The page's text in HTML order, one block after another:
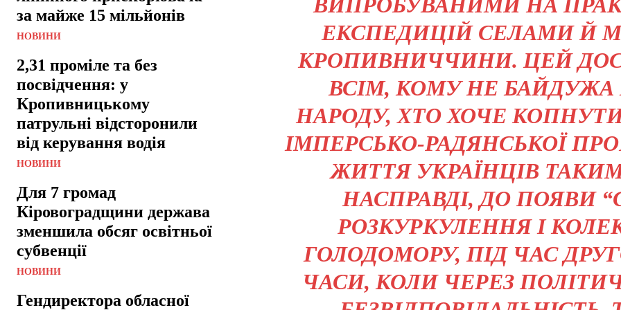
за майже 15 мільйонів
НОВИНИ
2,31 проміле та без
посвідчення: у
Кропивницькому
патрульні відсторонили
від керування водія
НОВИНИ
Для 7 громад
Кіровоградщини держава
зменшила обсяг освітньої
субвенції
НОВИНИ
Гендиректора обласної
ЕКСПЕДИЦІЙ СЕЛАМИ Й
КРОПИВНИЧЧИНИ. ЦЕЙ
ВСІМ, КОМУ НЕ БАЙДУЖА
НАРОДУ, ХТО ХОЧЕ
ІМПЕРСЬКО-РАДЯНСЬКОЇ
ЖИТТЯ УКРАЇНЦІВ
НАСПРАВДІ, ДО ПОЯВИ
РОЗКУРКУЛЕННЯ І
ГОЛОДОМОРУ, ПІД ЧАС
ЧАСИ, КОЛИ ЧЕРЕЗ